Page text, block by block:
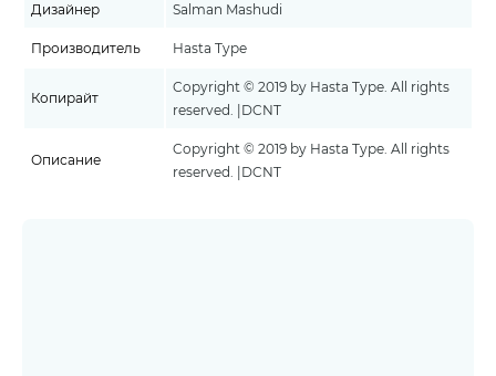
Дизайнер Salman Mashudi
Производитель Hasta Type
Копирайт
Copyright © 2019 by Hasta Type. All rights
reserved. |DCNT
Описание
Copyright © 2019 by Hasta Type. All rights
reserved. |DCNT